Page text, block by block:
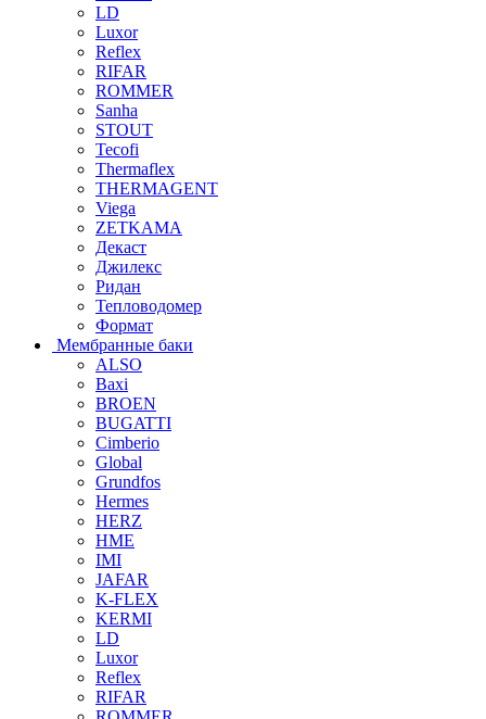
LD
Luxor
Reflex
RIFAR
ROMMER
Sanha
STOUT
Tecofi
Thermaflex
THERMAGENT
Viega
ZETKAMA
Декаст
Джилекс
Ридан
Тепловодомер
Формат
Мембранные баки
ALSO
Baxi
BROEN
BUGATTI
Cimberio
Global
Grundfos
Hermes
HERZ
HME
IMI
JAFAR
K-FLEX
KERMI
LD
Luxor
Reflex
RIFAR